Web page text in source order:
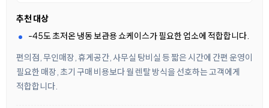
추천 대상
-45도 초저온 냉동 보관용 쇼케이스가 필요한 업소에 적합합니다.
편의점, 무인매장, 휴게공간, 사무실 탕비실 등 짧은 시간에 간편 운영이
필요한 매장, 초기 구매 비용보다 월 렌탈 방식을 선호하는 고객에게
적합합니다.